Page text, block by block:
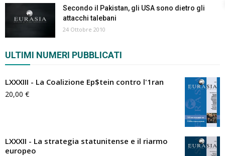
Secondo il Pakistan, gli USA sono dietro gli
attacchi talebani
24 Ottobre 2010
ULTIMI NUMERI PUBBLICATI
LXXXIII - La Coalizione Ep$tein contro l'1ran
20,00 €
LXXXII - La strategia statunitense e il riarmo
europeo